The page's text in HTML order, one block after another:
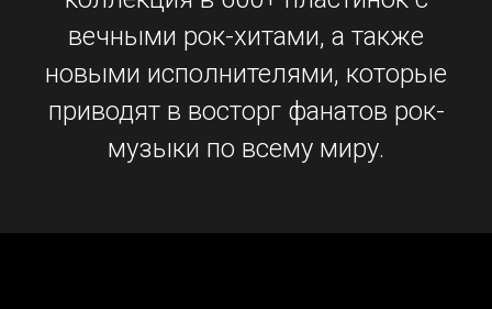
вечными рок-хитами, а также
новыми исполнителями, которые
приводят в восторг фанатов рок-
музыки по всему миру.